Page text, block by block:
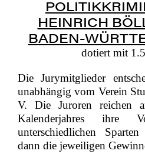
HEINRICH
BADEN-
dotiert mit
Die Jurymitglieder
unabhängig vom Verein
V. Die Juroren reichen
Kalenderjahres ihre
unterschiedlichen
dann die jeweiligen